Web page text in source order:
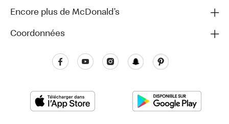
Encore plus de McDonald’s
Coordonnées